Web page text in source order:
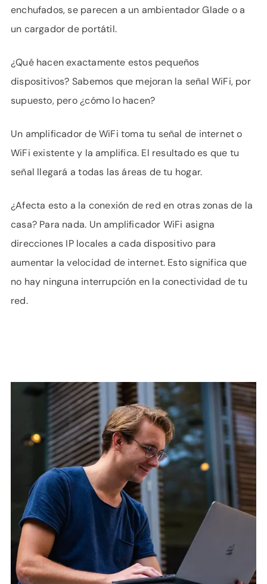
enchufados, se parecen a un ambientador Glade o a
un cargador de portátil.
¿Qué hacen exactamente estos pequeños
dispositivos? Sabemos que mejoran la señal WiFi, por
supuesto, pero ¿cómo lo hacen?
Un amplificador de WiFi toma tu señal de internet o
WiFi existente y la amplifica. El resultado es que tu
señal llegará a todas las áreas de tu hogar.
¿Afecta esto a la conexión de red en otras zonas de la
casa? Para nada. Un amplificador WiFi asigna
direcciones IP locales a cada dispositivo para
aumentar la velocidad de internet. Esto significa que
no hay ninguna interrupción en la conectividad de tu
red.